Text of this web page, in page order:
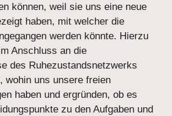
können, weil sie uns eine neue
haben, mit welcher die
werden könnte. Hierzu
Anschluss an die
des Ruhezustandsnetzwerks
wohin uns unsere freien
haben und ergründen, ob es
zu den Aufgaben und